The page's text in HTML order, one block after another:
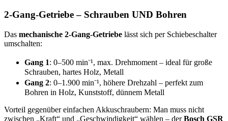
2-Gang-Getriebe – Schrauben UND Bohren
Das mechanische 2-Gang-Getriebe lässt sich per Schiebeschalter
umschalten:
Gang 1: 0–500 min⁻¹, max. Drehmoment – ideal für große
Schrauben, hartes Holz, Metall
Gang 2: 0–1.900 min⁻¹, höhere Drehzahl – perfekt zum
Bohren in Holz, Kunststoff, dünnem Metall
Vorteil gegenüber einfachen Akkuschraubern: Man muss nicht
zwischen „Kraft“ und „Geschwindigkeit“ wählen – derBosch GSR